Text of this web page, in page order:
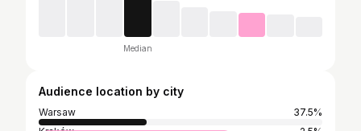
Median
Audience location by city
Warsaw
37.5%